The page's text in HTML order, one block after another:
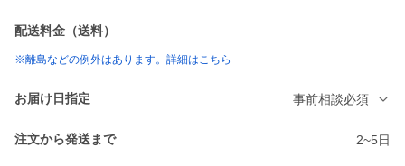
配送料金（送料）
※離島などの例外はあります。詳細はこちら
お届け日指定 事前相談必須
注文から発送まで 2~5日